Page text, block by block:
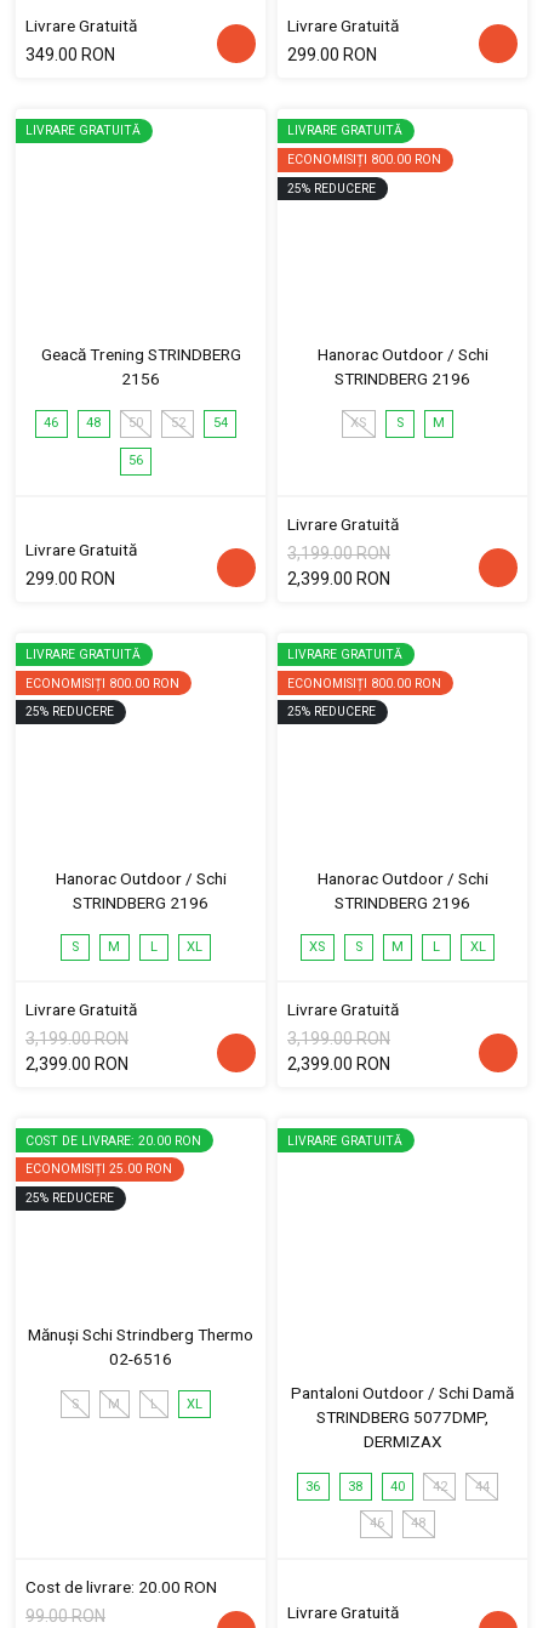
Livrare Gratuită
349.00 RON
Livrare Gratuită
299.00 RON
LIVRARE GRATUITĂ
Geacă Trening STRINDBERG
2156
46 48 50 52 54
56
Livrare Gratuită
299.00 RON
LIVRARE GRATUITĂ
ECONOMISIȚI 800.00 RON
25% REDUCERE
Hanorac Outdoor / Schi
STRINDBERG 2196
XS S M
Livrare Gratuită
3,199.00 RON
2,399.00 RON
LIVRARE GRATUITĂ
ECONOMISIȚI 800.00 RON
25% REDUCERE
Hanorac Outdoor / Schi
STRINDBERG 2196
S M L XL
Livrare Gratuită
3,199.00 RON
2,399.00 RON
LIVRARE GRATUITĂ
ECONOMISIȚI 800.00 RON
25% REDUCERE
Hanorac Outdoor / Schi
STRINDBERG 2196
XS S M L XL
Livrare Gratuită
3,199.00 RON
2,399.00 RON
COST DE LIVRARE: 20.00 RON
ECONOMISIȚI 25.00 RON
25% REDUCERE
Mănuși Schi Strindberg Thermo
02-6516
S M L XL
Cost de livrare: 20.00 RON
99.00 RON
LIVRARE GRATUITĂ
Pantaloni Outdoor / Schi Damă
STRINDBERG 5077DMP,
DERMIZAX
36 38 40 42 44
46 48
Livrare Gratuită